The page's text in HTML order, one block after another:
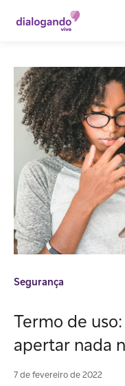
Segurança
Termo de
apertar nada
7 de fevereiro de 2022